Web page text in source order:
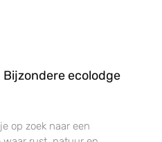
Bijzondere ecolodge
op zoek naar een